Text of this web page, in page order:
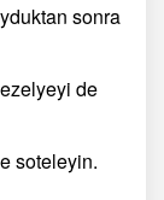
sonra
de
soteleyin.